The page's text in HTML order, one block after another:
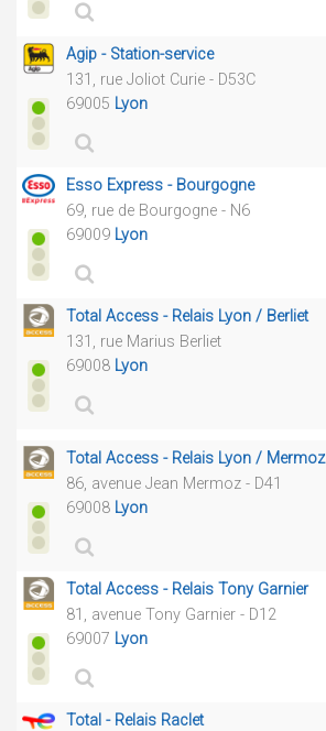
Agip - Station-service
131, rue Joliot Curie - D53C
69005 Lyon
Esso Express - Bourgogne
69, rue de Bourgogne - N6
69009 Lyon
Total Access - Relais Lyon / Berliet
131, rue Marius Berliet
69008 Lyon
Total Access - Relais Lyon / Mermoz
86, avenue Jean Mermoz - D41
69008 Lyon
Total Access - Relais Tony Garnier
81, avenue Tony Garnier - D12
69007 Lyon
Total - Relais Raclet